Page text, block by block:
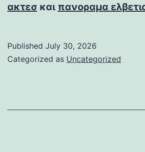
ακτεσ και πανοραμα
Published July 30, 2026
Categorized as Uncategorized